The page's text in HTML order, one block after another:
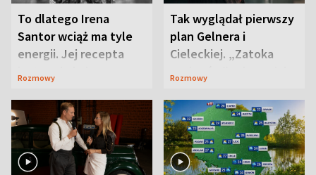
To dlatego Irena
Santor wciąż ma tyle
energii. Jej recepta
jest zaskakująco
Rozmowy
Tak wyglądał pierwszy
plan Gelnera i
Cieleckiej. „Zatoka
szpiegów” od razu ich
Rozmowy